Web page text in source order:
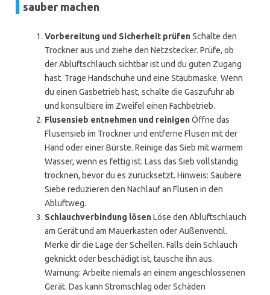
sauber machen
Vorbereitung und Sicherheit prüfenSchalte den
Trockner aus und ziehe den Netzstecker. Prüfe, ob
der Abluftschlauch sichtbar ist und du guten Zugang
hast. Trage Handschuhe und eine Staubmaske. Wenn
du einen Gasbetrieb hast, schalte die Gaszufuhr ab
und konsultiere im Zweifel einen Fachbetrieb.
Flusensieb entnehmen und reinigenÖffne das
Flusensieb im Trockner und entferne Flusen mit der
Hand oder einer Bürste. Reinige das Sieb mit warmem
Wasser, wenn es fettig ist. Lass das Sieb vollständig
trocknen, bevor du es zurücksetzt. Hinweis: Saubere
Siebe reduzieren den Nachlauf an Flusen in den
Abluftweg.
Schlauchverbindung lösenLöse den Abluftschlauch
am Gerät und am Mauerkasten oder Außenventil.
Merke dir die Lage der Schellen. Falls dein Schlauch
geknickt oder beschädigt ist, tausche ihn aus.
Warnung: Arbeite niemals an einem angeschlossenen
Gerät. Das kann Stromschlag oder Schäden